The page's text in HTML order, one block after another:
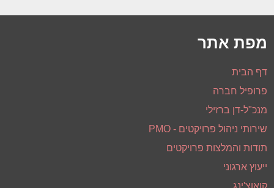
קואוצ'ינג
הקורסים הציבוריים הקרובים
הצהרת נגישות
קורס ניהול פרויקטים ®PMP
קורס שיטות לניהול פרויקטי תוכנה ומערכות מידע
סדנאת ניהול פרויקטים בעזרת MS-PROJECT